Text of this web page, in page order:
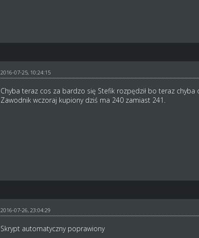
2016-07-25, 10:24:15
Chyba teraz cos za bardzo się Stefik rozpędził bo teraz chyba
Zawodnik wczoraj kupiony dziś ma 240 zamiast 241.
2016-07-26, 23:04:29
Skrypt automatyczny poprawiony